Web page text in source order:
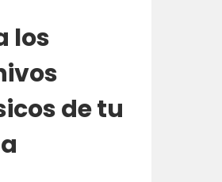
los
de tu